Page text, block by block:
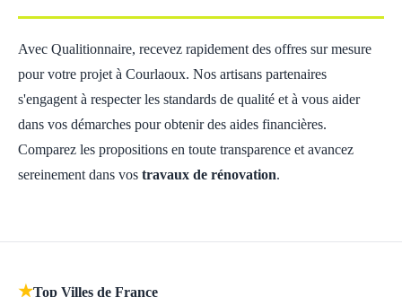
Avec Qualitionnaire, recevez rapidement des offres sur mesure
pour votre projet à Courlaoux. Nos artisans partenaires
s'engagent à respecter les standards de qualité et à vous aider
dans vos démarches pour obtenir des aides financières.
Comparez les propositions en toute transparence et avancez
sereinement dans vos travaux de rénovation.
★Top Villes de France